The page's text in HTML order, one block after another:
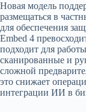
Новая модель
размещаться в
для обеспечения
Embed 4
подходит для
сканированные и
сложной
это снижает
интеграции ИИ в